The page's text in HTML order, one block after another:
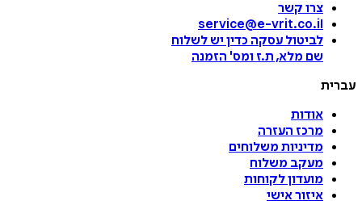
צרו קשר
service@e-vrit.co.il
לביטול עסקה כדין יש לשלוח
שם מלא, ת.ז ומס' הזמנה
עברית
אודות
מרכז העזרה
מדיניות משלוחים
מעקב משלוח
מועדון לקוחות
איזור אישי